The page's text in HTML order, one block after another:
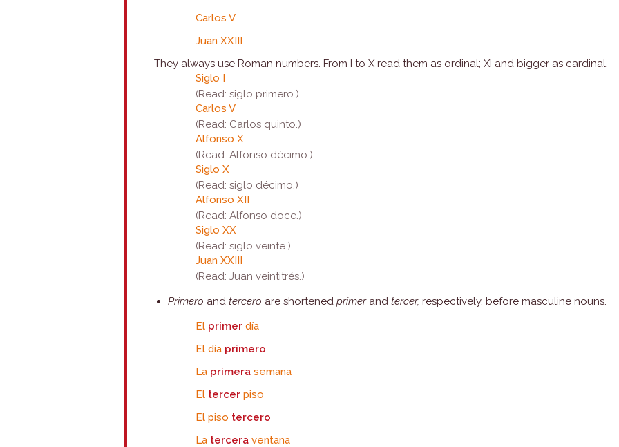
Carlos V
Juan XXIII
They always use Roman numbers. From I to X read them as ordinal; XI and bigger as cardinal.
Siglo I
(Read: siglo primero.)
Carlos V
(Read: Carlos quinto.)
Alfonso X
(Read: Alfonso décimo.)
Siglo X
(Read: siglo décimo.)
Alfonso XII
(Read: Alfonso doce.)
Siglo XX
(Read: siglo veinte.)
Juan XXIII
(Read: Juan veintitrés.)
Primero andtercero are shortenedprimerandtercer,respectively, before masculine nouns.
El primer día
El día primero
La primera semana
El tercer piso
El piso tercero
La tercera ventana